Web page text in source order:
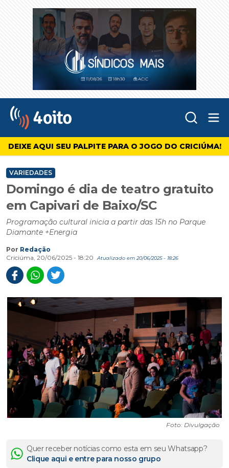
4oito
DEIXE AQUI SEU PALPITE PARA O JOGO DO CRICIÚMA!
VARIEDADES
Domingo é dia de teatro gratuito
em Capivari de Baixo/SC
Programação cultural inicia a partir das 15h no Parque
Diamante +Energia
Por Redação
Criciúma, 20/06/2025 - 18:20
Atualizado em 20/06/2025 - 18:26
Foto: Divulgação
Quer receber notícias como esta em seu Whatsapp?
Clique aqui e entre para nosso grupo